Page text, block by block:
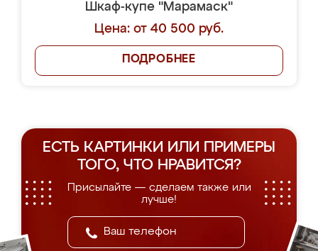
Шкаф-купе "Марамаск"
Цена: от 40 500 руб.
ПОДРОБНЕЕ
ЕСТЬ КАРТИНКИ ИЛИ ПРИМЕРЫ
ТОГО, ЧТО НРАВИТСЯ?
Присылайте — сделаем также или
лучше!